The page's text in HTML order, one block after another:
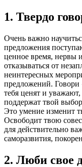
1. Твердо
Очень важно
предложения
ценное время, нервы
отказываться от
неинтересных
предложений. Говори
тебя ценят и
поддержат твой
Это умение изменит
Освободит твою
для действительно
саморазвития,
2. Люби свое